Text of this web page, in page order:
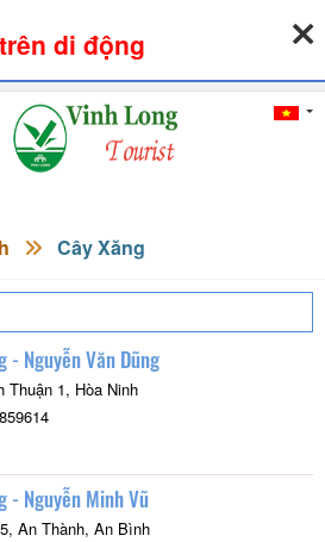
THỜI TIẾT TỶ GIÁ NGOẠI TỆ
Cây Xăng
- Nguyễn Văn Dũng
Thuận 1, Hòa Ninh
- Nguyễn Minh Vũ
An Thành, An Bình
di động